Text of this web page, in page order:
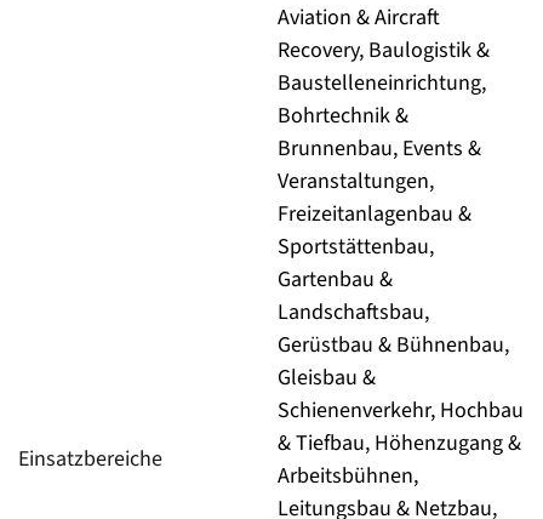
Einsatzbereiche
Aviation & Aircraft
Recovery, Baulogistik &
Baustelleneinrichtung,
Bohrtechnik &
Brunnenbau, Events &
Veranstaltungen,
Freizeitanlagenbau &
Sportstättenbau,
Gartenbau &
Landschaftsbau,
Gerüstbau & Bühnenbau,
Gleisbau &
Schienenverkehr, Hochbau
& Tiefbau, Höhenzugang &
Arbeitsbühnen,
Leitungsbau & Netzbau,